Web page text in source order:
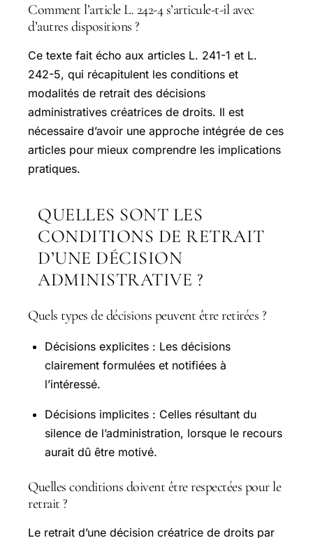
Comment l’article L. 242-4 s’articule-t-il avec
d’autres dispositions ?
Ce texte fait écho aux articles L. 241-1 et L.
242-5, qui récapitulent les conditions et
modalités de retrait des décisions
administratives créatrices de droits. Il est
nécessaire d’avoir une approche intégrée de ces
articles pour mieux comprendre les implications
pratiques.
QUELLES SONT LES
CONDITIONS DE RETRAIT
D’UNE DÉCISION
ADMINISTRATIVE ?
Quels types de décisions peuvent être retirées ?
Décisions explicites : Les décisions
clairement formulées et notifiées à
l’intéressé.
Décisions implicites : Celles résultant du
silence de l’administration, lorsque le recours
aurait dû être motivé.
Quelles conditions doivent être respectées pour le
retrait ?
Le retrait d’une décision créatrice de droits par